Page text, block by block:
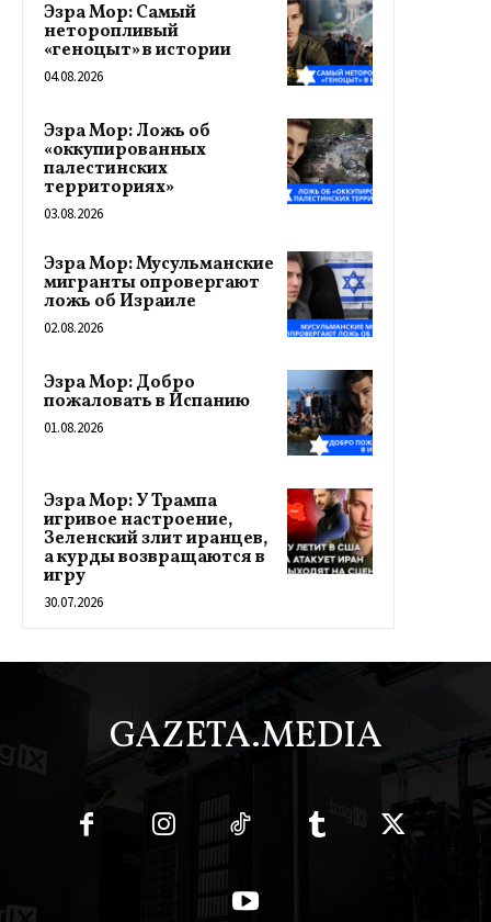
Эзра Мор: Самый
неторопливый
«геноцыт» в истории
04.08.2026
Эзра Мор: Ложь об
«оккупированных
палестинских
территориях»
03.08.2026
Эзра Мор: Мусульманские
мигранты опровергают
ложь об Израиле
02.08.2026
Эзра Мор: Добро
пожаловать в Испанию
01.08.2026
Эзра Мор: У Трампа
игривое настроение,
Зеленский злит иранцев,
а курды возвращаются в
игру
30.07.2026
GAZETA.MEDIA